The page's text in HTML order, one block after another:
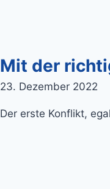
Mit der
23. Dezember 2022
Der erste Konflikt,